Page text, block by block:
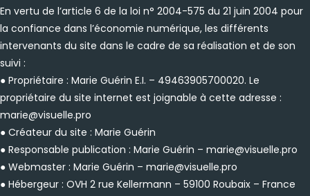
En vertu de l’article 6 de la loi n° 2004-575 du 21 juin 2004 pour
la confiance dans l’économie numérique, les différents
intervenants du site dans le cadre de sa réalisation et de son
suivi :
● Propriétaire : Marie Guérin E.I. – 49463905700020. Le
propriétaire du site internet est joignable à cette adresse :
marie@visuelle.pro
● Créateur du site : Marie Guérin
● Responsable publication : Marie Guérin – marie@visuelle.pro
● Webmaster : Marie Guérin – marie@visuelle.pro
● Hébergeur : OVH 2 rue Kellermann – 59100 Roubaix – France